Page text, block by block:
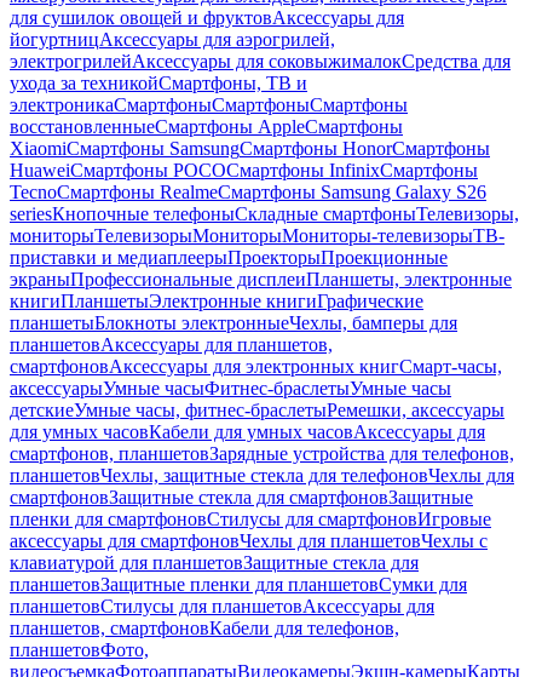
для сушилок овощей и фруктовАксессуары для
йогуртницАксессуары для аэрогрилей,
электрогрилейАксессуары для соковыжималокСредства для
ухода за техникойСмартфоны, ТВ и
электроникаСмартфоныСмартфоныСмартфоны
восстановленныеСмартфоны AppleСмартфоны
XiaomiСмартфоны SamsungСмартфоны HonorСмартфоны
HuaweiСмартфоны POCOСмартфоны InfinixСмартфоны
TecnoСмартфоны RealmeСмартфоны Samsung Galaxy S26
seriesКнопочные телефоныСкладные смартфоныТелевизоры,
мониторыТелевизорыМониторыМониторы-телевизорыТВ-
приставки и медиаплеерыПроекторыПроекционные
экраныПрофессиональные дисплеиПланшеты, электронные
книгиПланшетыЭлектронные книгиГрафические
планшетыБлокноты электронныеЧехлы, бамперы для
планшетовАксессуары для планшетов,
смартфоновАксессуары для электронных книгСмарт-часы,
аксессуарыУмные часыФитнес-браслетыУмные часы
детскиеУмные часы, фитнес-браслетыРемешки, аксессуары
для умных часовКабели для умных часовАксессуары для
смартфонов, планшетовЗарядные устройства для телефонов,
планшетовЧехлы, защитные стекла для телефоновЧехлы для
смартфоновЗащитные стекла для смартфоновЗащитные
пленки для смартфоновСтилусы для смартфоновИгровые
аксессуары для смартфоновЧехлы для планшетовЧехлы с
клавиатурой для планшетовЗащитные стекла для
планшетовЗащитные пленки для планшетовСумки для
планшетовСтилусы для планшетовАксессуары для
планшетов, смартфоновКабели для телефонов,
планшетовФото,
видеосъемкаФотоаппаратыВидеокамерыЭкшн-камерыКарты